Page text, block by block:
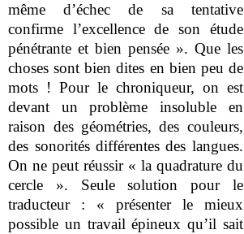
même d’échec de sa tentative
confirme l’excellence de son étude
pénétrante et bien pensée ». Que les
choses sont bien dites en bien peu de
mots ! Pour le chroniqueur, on est
devant un problème insoluble en
raison des géométries, des couleurs,
des sonorités différentes des langues.
On ne peut réussir « la quadrature du
cercle ». Seule solution pour le
traducteur : « présenter le mieux
possible un travail épineux qu’il sait